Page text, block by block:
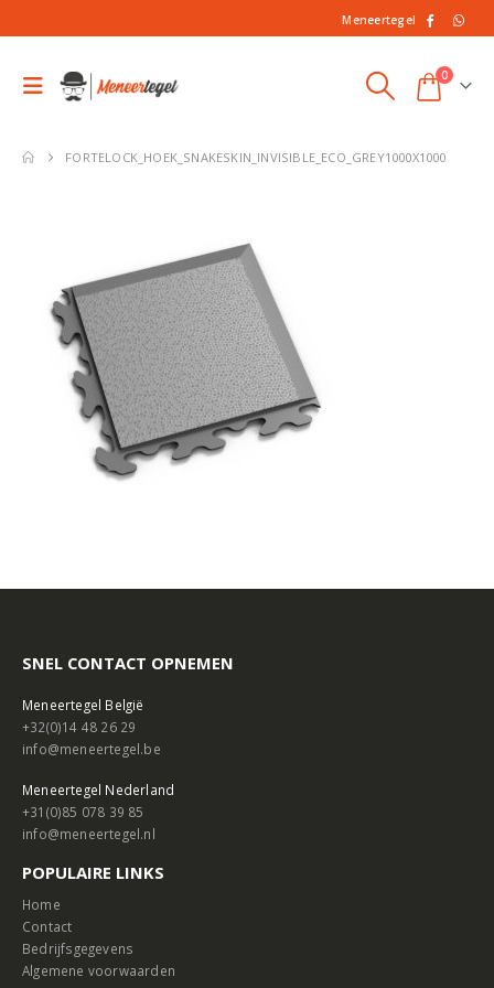
Meneertegel
0
FORTELOCK_HOEK_SNAKESKIN_INVISIBLE_ECO_GREY1000X1000
SNEL CONTACT OPNEMEN
Meneertegel België
+32(0)14 48 26 29
info@meneertegel.be
Meneertegel Nederland
+31(0)85 078 39 85
info@meneertegel.nl
POPULAIRE LINKS
Home
Contact
Bedrijfsgegevens
Algemene voorwaarden